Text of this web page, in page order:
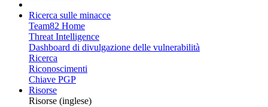
Ricerca sulle minacce
Team82 Home
Threat Intelligence
Dashboard di divulgazione delle vulnerabilità
Ricerca
Riconoscimenti
Chiave PGP
Risorse
Risorse (inglese)